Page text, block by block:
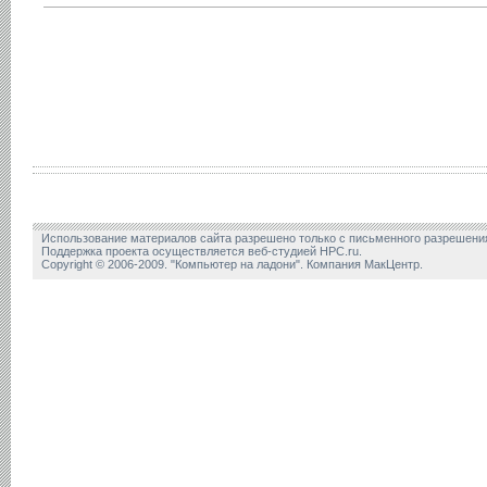
Использование материалов сайта разрешено только с письменного
Поддержка проекта осуществляется веб-студией HPC.ru.
Copyright © 2006-2009. "Компьютер на ладони". Компания МакЦентр.